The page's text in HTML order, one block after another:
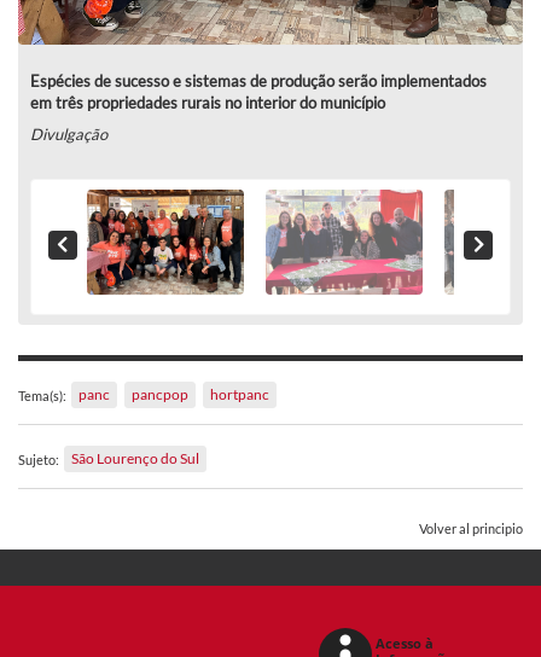
Espécies de sucesso e sistemas de produção serão implementados
em três propriedades rurais no interior do município
Divulgação
Tema(s): panc pancpop hortpanc
Sujeto: São Lourenço do Sul
Volver al principio